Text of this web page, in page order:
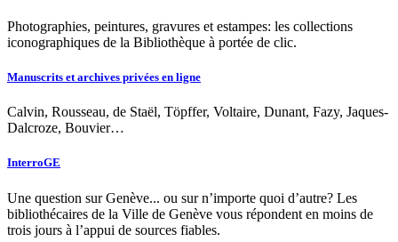
Photographies, peintures, gravures et estampes: les collections
iconographiques de la Bibliothèque à portée de clic.
Manuscrits et archives privées en ligne
Calvin, Rousseau, de Staël, Töpffer, Voltaire, Dunant, Fazy, Jaques-
Dalcroze, Bouvier…
InterroGE
Une question sur Genève... ou sur n’importe quoi d’autre? Les
bibliothécaires de la Ville de Genève vous répondent en moins de
trois jours à l’appui de sources fiables.